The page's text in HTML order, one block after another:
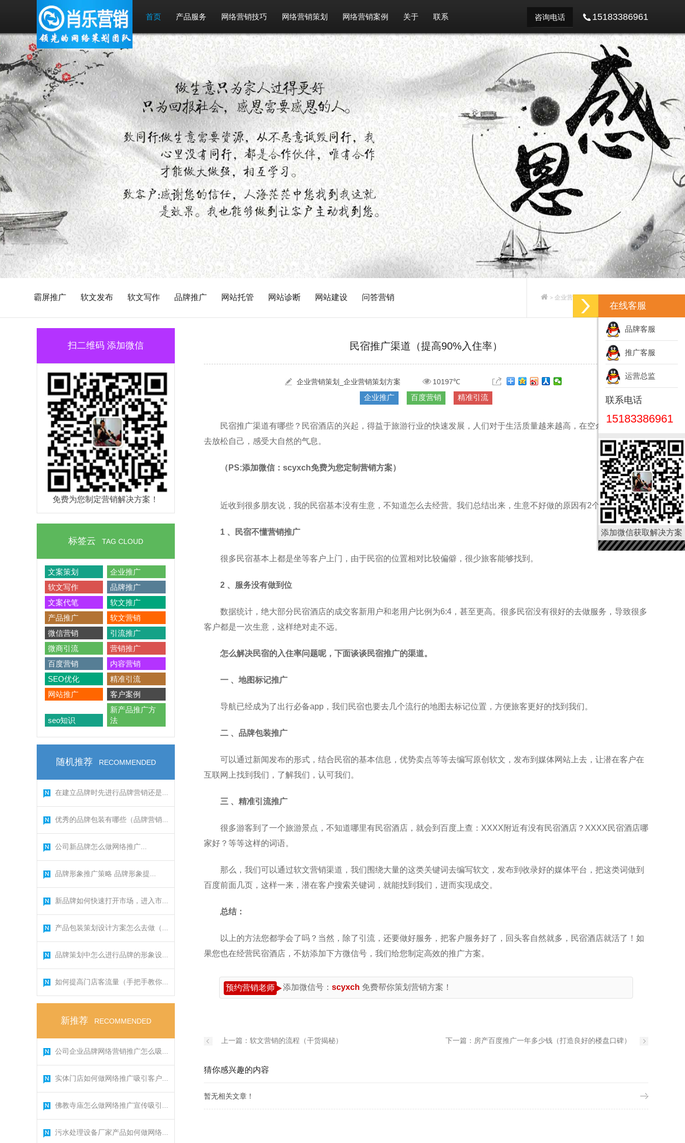
首页 产品服务 网络营销技巧 网络营销策划 网络营销案例 关于 联系 咨询电话 15183386961
霸屏推广 软文发布 软文写作 品牌推广 网站托管 网站诊断 网站建设 问答营销 > 企业营销策划_企业营销策划方案
扫二维码 添加微信
免费为您制定营销解决方案！
标签云 TAG CLOUD
文案策划
企业推广
软文写作
品牌推广
文案代笔
软文推广
产品推广
软文营销
微信营销
引流推广
微商引流
营销推广
百度营销
内容营销
SEO优化
精准引流
网站推广
客户案例
seo知识
新产品推广方
法
随机推荐 RECOMMENDED
在建立品牌时先进行品牌营销还是...
优秀的品牌包装有哪些（品牌营销...
公司新品牌怎么做网络推广...
品牌形象推广策略 品牌形象提...
新品牌如何快速打开市场，进入市...
产品包装策划设计方案怎么去做（...
品牌策划中怎么进行品牌的形象设...
如何提高门店客流量（手把手教你...
新推荐 RECOMMENDED
公司企业品牌网络营销推广怎么吸...
实体门店如何做网络推广吸引客户...
佛教寺庙怎么做网络推广宣传吸引...
污水处理设备厂家产品如何做网络...
民宿推广渠道（提高90%入住率）
企业营销策划_企业营销策划方案 10197℃
企业推广 百度营销 精准引流
民宿推广渠道有哪些？民宿酒店的兴起，得益于旅游行业的快速发展，人们对于生活质量越来越高，在空余的时间都会
去放松自己，感受大自然的气息。
（PS:添加微信： scyxch免费为您定制营销方案）
近收到很多朋友说，我的民宿基本没有生意，不知道怎么去经营。我们总结出来，生意不好做的原因有2个：
1 、民宿不懂营销推广
很多民宿基本上都是坐等客户上门，由于民宿的位置相对比较偏僻，很少旅客能够找到。
2 、服务没有做到位
数据统计，绝大部分民宿酒店的成交客新用户和老用户比例为6:4，甚至更高。很多民宿没有很好的去做服务，导致很多
客户都是一次生意，这样绝对走不远。
怎么解决民宿的入住率问题呢，下面谈谈民宿推广的渠道。
一 、地图标记推广
导航已经成为了出行必备app，我们民宿也要去几个流行的地图去标记位置，方便旅客更好的找到我们。
二 、品牌包装推广
可以通过新闻发布的形式，结合民宿的基本信息，优势卖点等等去编写原创软文，发布到媒体网站上去，让潜在客户在
互联网上找到我们，了解我们，认可我们。
三 、精准引流推广
很多游客到了一个旅游景点，不知道哪里有民宿酒店，就会到百度上查：XXXX附近有没有民宿酒店？XXXX民宿酒店哪
家好？等等这样的词语。
那么，我们可以通过软文营销渠道，我们围绕大量的这类关键词去编写软文，发布到收录好的媒体平台，把这类词做到
百度前面几页，这样一来，潜在客户搜索关键词，就能找到我们，进而实现成交。
总结：
以上的方法您都学会了吗？当然，除了引流，还要做好服务，把客户服务好了，回头客自然就多，民宿酒店就活了！如
果您也在经营民宿酒店，不妨添加下方微信号，我们给您制定高效的推广方案。
预约营销老师 添加微信号： scyxch 免费帮你策划营销方案！
上一篇： 软文营销的流程（干货揭秘） 下一篇： 房产百度推广一年多少钱（打造良好的楼盘口碑）
猜你感兴趣的内容
暂无相关文章！
在线客服
品牌客服
推广客服
运营总监
联系电话
15183386961
添加微信获取解决方案